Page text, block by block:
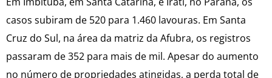
casos subiram de 520 para 1.460 lavouras. Em Santa
Cruz do Sul, na área da matriz da Afubra, os registros
passaram de 352 para mais de mil. Apesar do aumento
no número de propriedades atingidas, a perda total de